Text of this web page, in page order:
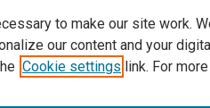
to make our site work.
our content and your
Cookie settings link. For